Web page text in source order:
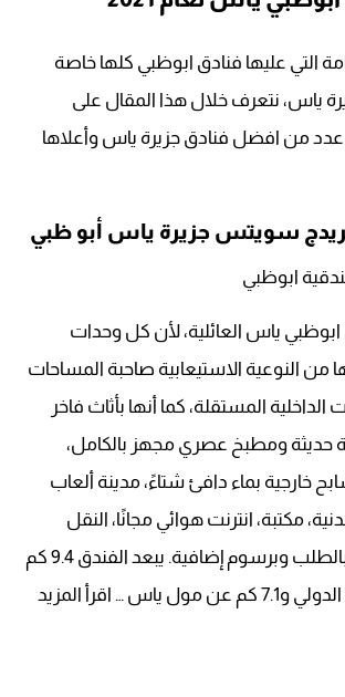
التي عليها فنادق ابوظبي كلها خاصة
ياس، نتعرف خلال هذا المقال على
من افضل فنادق جزيرة ياس وأعلاها
سويتس جزيرة ياس أبو ظبي
ابوظبي
ياس العائلية، لأن كل وحدات
من النوعية الاستيعابية صاحبة المساحات
الداخلية المستقلة، كما أنها بأثاث فاخر
حديثة ومطبخ عصري مجهز بالكامل،
إلى 3 مسابح خارجية بماء دافئ شتاءً، مدينة ألعاب
مكتبة، انترنت هوائي مجانًا، النقل
للمطار والعكس بالطلب وبرسوم إضافية. يبعد الفندق 9.4 كم
… اقرأ المزيد